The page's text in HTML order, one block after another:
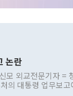
논란
모 외교전문기자 =
의 대통령 업무보